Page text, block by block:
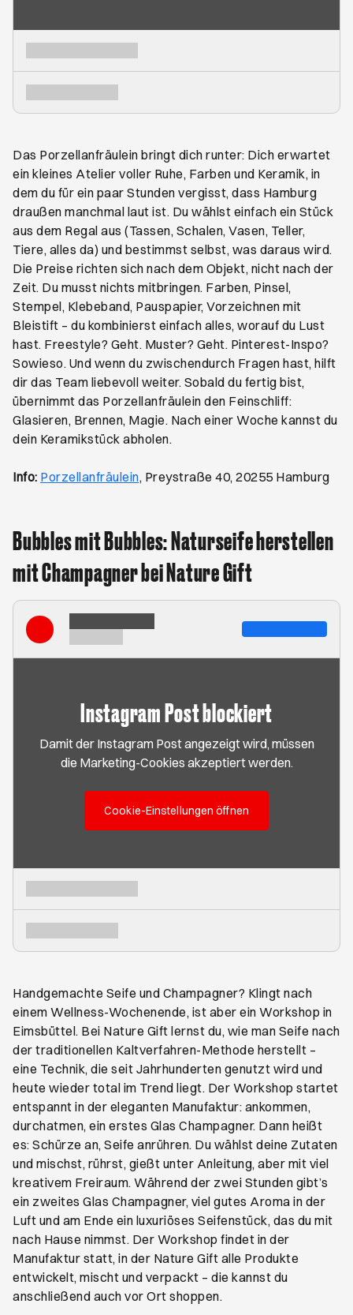
Das Porzellanfräulein bringt dich runter: Dich erwartet
ein kleines Atelier voller Ruhe, Farben und Keramik, in
dem du für ein paar Stunden vergisst, dass Hamburg
draußen manchmal laut ist. Du wählst einfach ein Stück
aus dem Regal aus (Tassen, Schalen, Vasen, Teller,
Tiere, alles da) und bestimmst selbst, was daraus wird.
Die Preise richten sich nach dem Objekt, nicht nach der
Zeit. Du musst nichts mitbringen. Farben, Pinsel,
Stempel, Klebeband, Pauspapier, Vorzeichnen mit
Bleistift – du kombinierst einfach alles, worauf du Lust
hast. Freestyle? Geht. Muster? Geht. Pinterest-Inspo?
Sowieso. Und wenn du zwischendurch Fragen hast, hilft
dir das Team liebevoll weiter. Sobald du fertig bist,
übernimmt das Porzellanfräulein den Feinschliff:
Glasieren, Brennen, Magie. Nach einer Woche kannst du
dein Keramikstück abholen.
Info: PorzellanfräuleinÖffnet ein neues Browser-Tab
, Preystraße 40, 20255 Hamburg
Bubbles mit Bubbles: Naturseife herstellen
mit Champagner bei Nature Gift
Instagram Post blockiert
Damit der Instagram Post angezeigt wird, müssen
die Marketing-Cookies akzeptiert werden.
Cookie-Einstellungen öffnen
Handgemachte Seife und Champagner? Klingt nach
einem Wellness-Wochenende, ist aber ein Workshop in
Eimsbüttel. Bei Nature Gift lernst du, wie man Seife nach
der traditionellen Kaltverfahren-Methode herstellt –
eine Technik, die seit Jahrhunderten genutzt wird und
heute wieder total im Trend liegt. Der Workshop startet
entspannt in der eleganten Manufaktur: ankommen,
durchatmen, ein erstes Glas Champagner. Dann heißt
es: Schürze an, Seife anrühren. Du wählst deine Zutaten
und mischst, rührst, gießt unter Anleitung, aber mit viel
kreativem Freiraum. Während der zwei Stunden gibt’s
ein zweites Glas Champagner, viel gutes Aroma in der
Luft und am Ende ein luxuriöses Seifenstück, das du mit
nach Hause nimmst. Der Workshop findet in der
Manufaktur statt, in der Nature Gift alle Produkte
entwickelt, mischt und verpackt – die kannst du
anschließend auch vor Ort shoppen.